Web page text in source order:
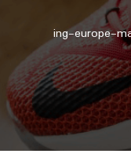
ing-europe-